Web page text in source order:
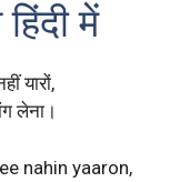
में
यारों,
लेना।
nahin yaaron,